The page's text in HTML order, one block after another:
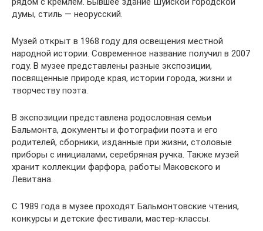
думы, стиль — неорусский.
Музей открыт в 1968 году для освещения местной
народной истории. Современное название получил в 2007
году. В музее представлены разные экспозиции,
посвященные природе края, истории города, жизни и
творчеству поэта.
В экспозиции представлена родословная семьи
Бальмонта, документы и фотографии поэта и его
родителей, сборники, изданные при жизни, столовые
приборы с инициалами, серебряная ручка. Также музей
хранит коллекции фарфора, работы Маковского и
Левитана.
С 1989 года в музее проходят Бальмонтовские чтения,
конкурсы и детские фестивали, мастер-классы.